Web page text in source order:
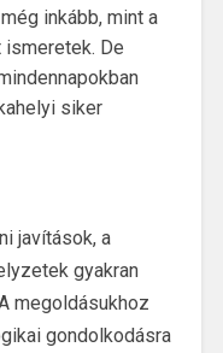
inkább, mint a
De
siker
javítások, a
gyakran
megoldásukhoz
gondolkodásra